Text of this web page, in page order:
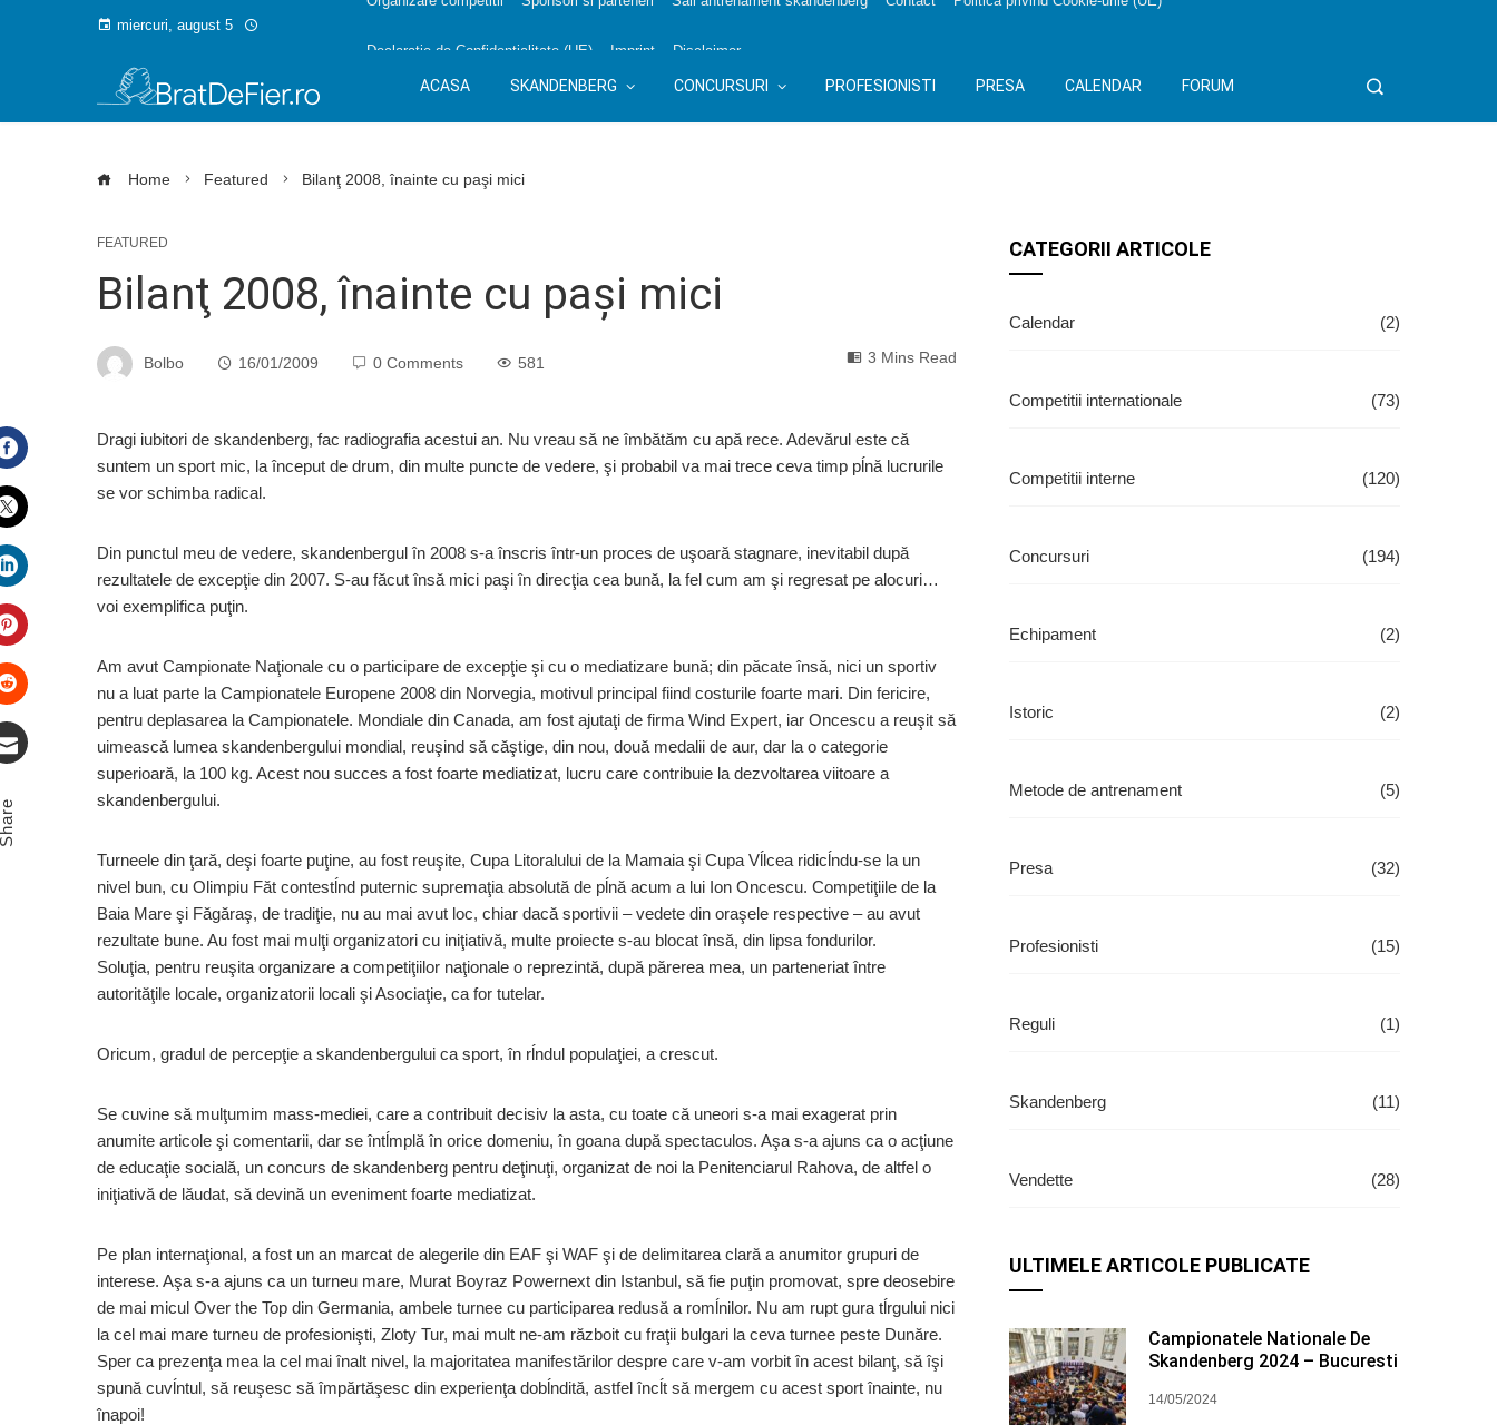
miercuri, august 5
Declarație de Confidențialitate (UE) Imprint Disclaimer
ACASA SKANDENBERG CONCURSURI PROFESIONISTI PRESA CALENDAR FORUM
Home Featured Bilanţ 2008, înainte cu paşi mici
FEATURED
Bilanţ 2008, înainte cu paşi mici
Bolbo 16/01/2009 0 Comments 581 3 Mins Read
Facebook
Twitter
LinkedIn
Pinterest
Stumbleupon
Dragi iubitori de skandenberg, fac radiografia acestui an. Nu vreau să ne îmbătăm cu apă rece. Adevărul este că
suntem un sport mic, la început de drum, din multe puncte de vedere, şi probabil va mai trece ceva timp pĺnă lucrurile
se vor schimba radical.
Din punctul meu de vedere, skandenbergul în 2008 s-a înscris într-un proces de uşoară stagnare, inevitabil după
rezultatele de excepţie din 2007. S-au făcut însă mici paşi în direcţia cea bună, la fel cum am şi regresat pe alocuri…
voi exemplifica puţin.
Am avut Campionate Naţionale cu o participare de excepţie şi cu o mediatizare bună; din păcate însă, nici un sportiv
nu a luat parte la Campionatele Europene 2008 din Norvegia, motivul principal fiind costurile foarte mari. Din fericire,
pentru deplasarea la Campionatele. Mondiale din Canada, am fost ajutaţi de firma Wind Expert, iar Oncescu a reuşit să
uimească lumea skandenbergului mondial, reuşind să căştige, din nou, două medalii de aur, dar la o categorie
superioară, la 100 kg. Acest nou succes a fost foarte mediatizat, lucru care contribuie la dezvoltarea viitoare a
skandenbergului.
Turneele din ţară, deşi foarte puţine, au fost reuşite, Cupa Litoralului de la Mamaia şi Cupa Vĺlcea ridicĺndu-se la un
nivel bun, cu Olimpiu Făt contestĺnd puternic supremaţia absolută de pĺnă acum a lui Ion Oncescu. Competiţiile de la
Baia Mare şi Făgăraş, de tradiţie, nu au mai avut loc, chiar dacă sportivii – vedete din oraşele respective – au avut
rezultate bune. Au fost mai mulţi organizatori cu iniţiativă, multe proiecte s-au blocat însă, din lipsa fondurilor.
Soluţia, pentru reuşita organizare a competiţiilor naţionale o reprezintă, după părerea mea, un parteneriat între
autorităţile locale, organizatorii locali şi Asociaţie, ca for tutelar.
Oricum, gradul de percepţie a skandenbergului ca sport, în rĺndul populaţiei, a crescut.
Se cuvine să mulţumim mass-mediei, care a contribuit decisiv la asta, cu toate că uneori s-a mai exagerat prin
anumite articole şi comentarii, dar se întĺmplă în orice domeniu, în goana după spectaculos. Aşa s-a ajuns ca o acţiune
de educaţie socială, un concurs de skandenberg pentru deţinuţi, organizat de noi la Penitenciarul Rahova, de altfel o
iniţiativă de lăudat, să devină un eveniment foarte mediatizat.
Pe plan internaţional, a fost un an marcat de alegerile din EAF şi WAF şi de delimitarea clară a anumitor grupuri de
interese. Aşa s-a ajuns ca un turneu mare, Murat Boyraz Powernext din Istanbul, să fie puţin promovat, spre deosebire
de mai micul Over the Top din Germania, ambele turnee cu participarea redusă a romĺnilor. Nu am rupt gura tĺrgului nici
la cel mai mare turneu de profesionişti, Zloty Tur, mai mult ne-am războit cu fraţii bulgari la ceva turnee peste Dunăre.
Sper ca prezenţa mea la cel mai înalt nivel, la majoritatea manifestărilor despre care v-am vorbit în acest bilanţ, să îşi
spună cuvĺntul, să reuşesc să împărtăşesc din experienţa dobĺndită, astfel încĺt să mergem cu acest sport înainte, nu
înapoi!
CATEGORII ARTICOLE
Calendar (2)
Competitii internationale (73)
Competitii interne (120)
Concursuri (194)
Echipament (2)
Istoric (2)
Metode de antrenament (5)
Presa (32)
Profesionisti (15)
Reguli (1)
Skandenberg (11)
Vendette (28)
ULTIMELE ARTICOLE PUBLICATE
Campionatele Nationale De
Skandenberg 2024 – Bucuresti
14/05/2024